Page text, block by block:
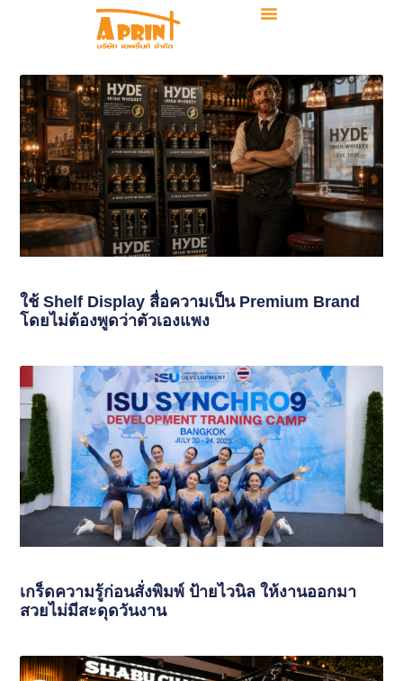
ใช้ Shelf Display สื่อความเป็น Premium Brand
โดยไม่ต้องพูดว่าตัวเองแพง
เกร็ดความรู้ก่อนสั่งพิมพ์ ป้ายไวนิล ให้งานออกมา
สวยไม่มีสะดุดวันงาน